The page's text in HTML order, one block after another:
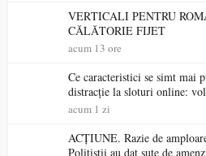
VERTICALI PENTRU
CĂLĂTORIE FIJET
acum 13 ore
Ce caracteristici se simt mai
distracție la sloturi online:
acum 1 zi
ACȚIUNE. Razie de
Polițiștii au dat sute de